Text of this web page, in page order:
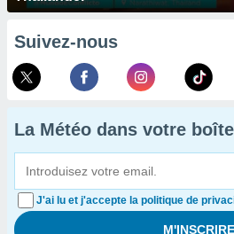
Suivez-nous
La Météo dans votre
J'ai lu et j'accepte la politique de